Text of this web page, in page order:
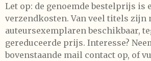
Let op: de genoemde bestelprijs is
verzendkosten. Van veel titels zijn
auteursexemplaren beschikbaar,
gereduceerde prijs. Interesse?
bovenstaande mail contact op, of